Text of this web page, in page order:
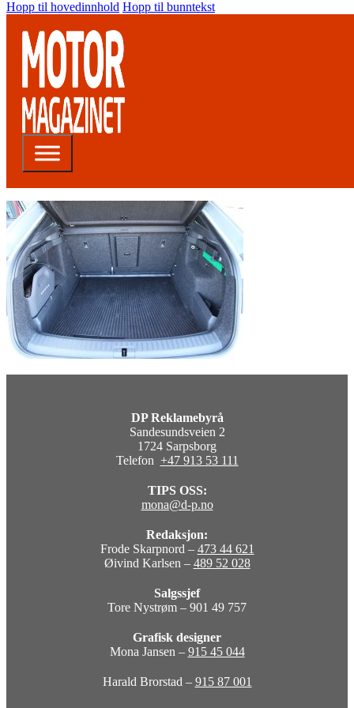
Hopp til hovedinnhold Hopp til bunntekst
DP Reklamebyrå
Sandesundsveien 2
1724 Sarpsborg
Telefon +47 913 53 111
TIPS OSS:
mona@d-p.no
Redaksjon:
Frode Skarpnord – 473 44 621
Øivind Karlsen – 489 52 028
Salgssjef
Tore Nystrøm – 901 49 757
Grafisk designer
Mona Jansen – 915 45 044
Harald Brorstad – 915 87 001